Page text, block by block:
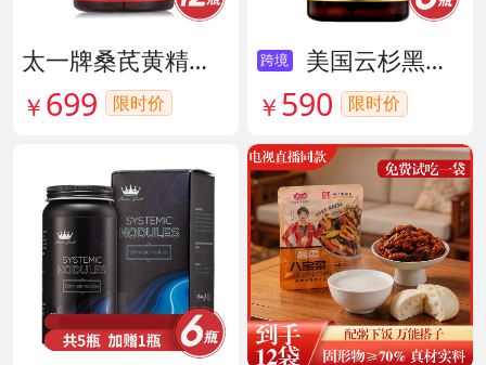
太一牌桑芪黄精胶囊 货号133159
￥ 699 限时价
跨境
美国云杉黑金前列腺素胶囊 货号136211
￥ 590 限时价